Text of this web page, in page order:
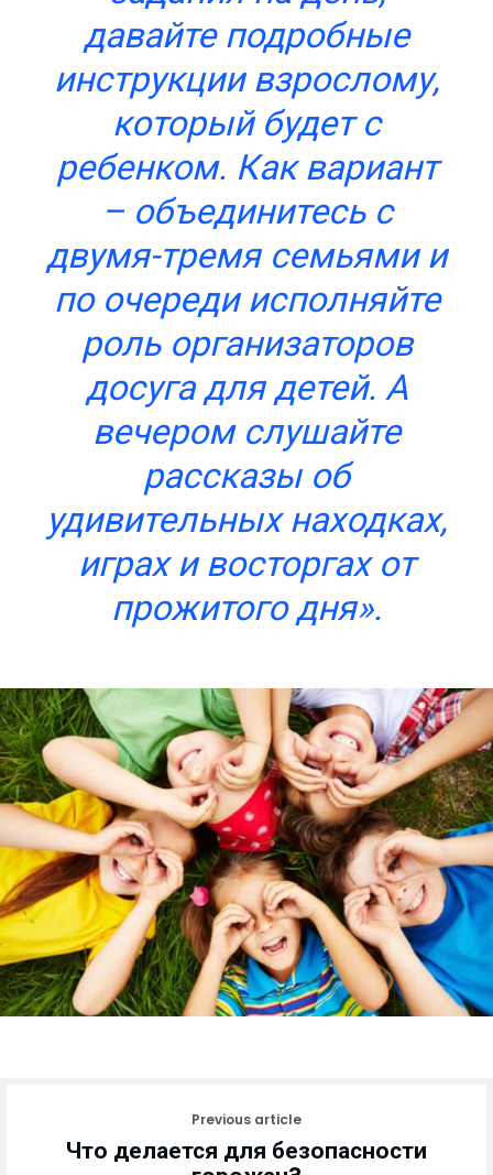
давайте подробные
инструкции взрослому,
который будет с
ребенком. Как вариант
– объединитесь с
двумя-тремя семьями и
по очереди исполняйте
роль организаторов
досуга для детей. А
вечером слушайте
рассказы об
удивительных находках,
играх и восторгах от
прожитого дня».
Previous article
Что делается для безопасности